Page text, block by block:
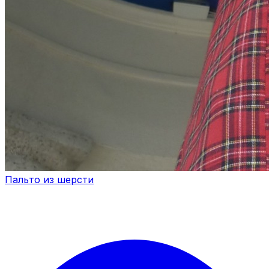
Пальто из шерсти